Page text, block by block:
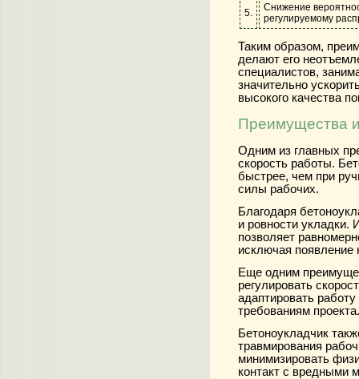
5.
Снижение
регулируемому
Таким образом,
делают его
специалистов,
значительно
высокого качества
Преимущества
Одним из главных
скорость работы.
быстрее, чем при
силы рабочих.
Благодаря
и ровности укладки.
позволяет
исключая появление
Еще одним
регулировать
адаптировать
требованиям проекта.
Бетоноукладчик
травмирования
минимизировать
контакт с вредными